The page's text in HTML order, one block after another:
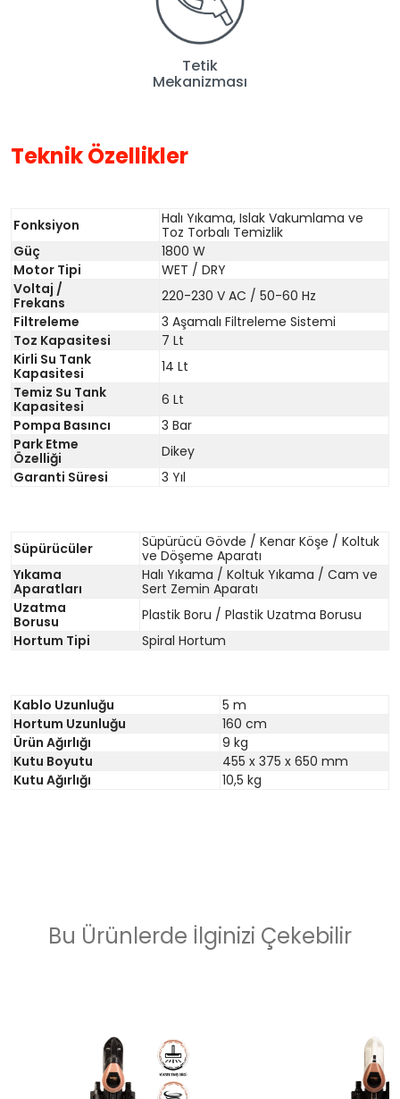
Tetik
Mekanizması
Teknik Özellikler
Fonksiyon
Halı Yıkama, Islak Vakumlama ve
Toz Torbalı Temizlik
Güç
1800 W
Motor Tipi
WET / DRY
Voltaj /
Frekans
220-230 V AC / 50-60 Hz
Filtreleme
3 Aşamalı Filtreleme Sistemi
Toz Kapasitesi
7 Lt
Kirli Su Tank
Kapasitesi
14 Lt
Temiz Su Tank
Kapasitesi
6 Lt
Pompa Basıncı
3 Bar
Park Etme
Özelliği
Dikey
Garanti Süresi
3 Yıl
Süpürücüler
Süpürücü Gövde / Kenar Köşe / Koltuk
ve Döşeme Aparatı
Yıkama
Aparatları
Halı Yıkama / Koltuk Yıkama / Cam ve
Sert Zemin Aparatı
Uzatma
Borusu
Plastik Boru / Plastik Uzatma Borusu
Hortum Tipi
Spiral Hortum
Kablo Uzunluğu
5 m
Hortum Uzunluğu
160 cm
Ürün Ağırlığı
9 kg
Kutu Boyutu
455 x 375 x 650 mm
Kutu Ağırlığı
10,5 kg
Bu Ürünlerde İlginizi Çekebilir